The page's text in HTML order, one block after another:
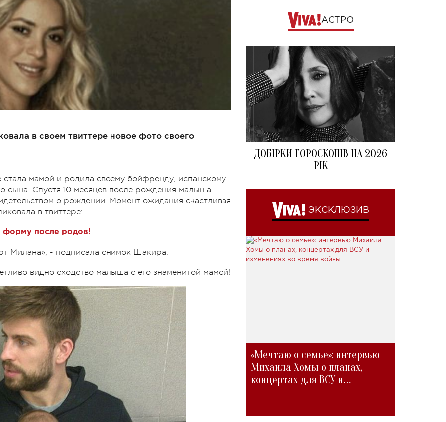
в своем твиттере новое фото своего
стала мамой и родила своему бойфренду, испанскому
сына. Спустя 10 месяцев после рождения малыша
о рождении. Момент ожидания счастливая
в твиттере:
форму после родов!
Милана», - подписала снимок Шакира.
видно сходство малыша с его знаменитой мамой!
АСТРО
ДОБІРКИ ГОРОСКОПІВ НА 2026
РІК
ЭКСКЛЮЗИВ
«Мечтаю о семье»: интервью
Михаила Хомы о планах,
концертах для ВСУ и